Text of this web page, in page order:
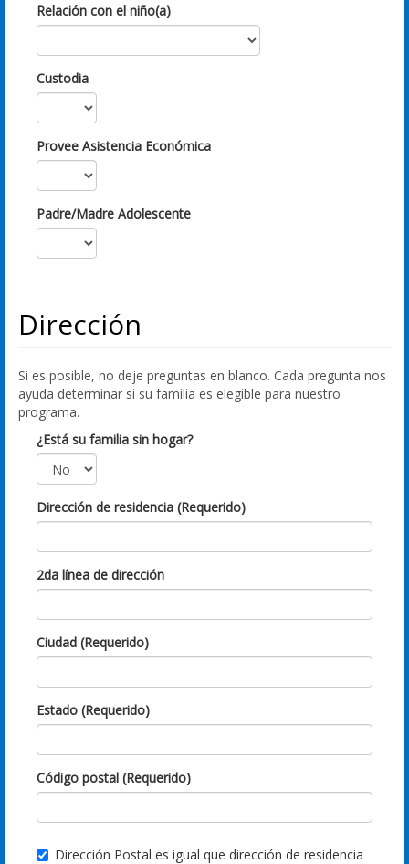
Relación con el niño(a)
Custodia
Provee Asistencia Económica
Padre/Madre Adolescente
Dirección
Si es posible, no deje preguntas en blanco. Cada pregunta nos
ayuda determinar si su familia es elegible para nuestro
programa.
¿Está su familia sin hogar?
Dirección de residencia (Requerido)
2da línea de dirección
Ciudad (Requerido)
Estado (Requerido)
Código postal (Requerido)
Dirección Postal es igual que dirección de residencia